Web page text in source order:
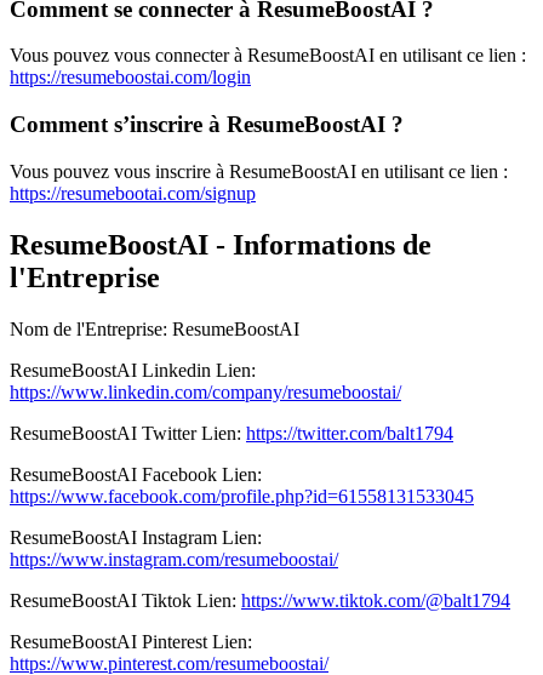
Comment se connecter à ResumeBoostAI ?
Vous pouvez vous connecter à ResumeBoostAI en utilisant ce lien :
https://resumeboostai.com/login
Comment s’inscrire à ResumeBoostAI ?
Vous pouvez vous inscrire à ResumeBoostAI en utilisant ce lien :
https://resumebootai.com/signup
ResumeBoostAI - Informations de
l'Entreprise
Nom de l'Entreprise: ResumeBoostAI
ResumeBoostAI Linkedin Lien:
https://www.linkedin.com/company/resumeboostai/
ResumeBoostAI Twitter Lien: https://twitter.com/balt1794
ResumeBoostAI Facebook Lien:
https://www.facebook.com/profile.php?id=61558131533045
ResumeBoostAI Instagram Lien:
https://www.instagram.com/resumeboostai/
ResumeBoostAI Tiktok Lien: https://www.tiktok.com/@balt1794
ResumeBoostAI Pinterest Lien:
https://www.pinterest.com/resumeboostai/